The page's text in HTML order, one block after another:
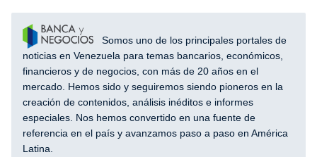
Somos uno de los principales portales de
noticias en Venezuela para temas bancarios, económicos,
financieros y de negocios, con más de 20 años en el
mercado. Hemos sido y seguiremos siendo pioneros en la
creación de contenidos, análisis inéditos e informes
especiales. Nos hemos convertido en una fuente de
referencia en el país y avanzamos paso a paso en América
Latina.